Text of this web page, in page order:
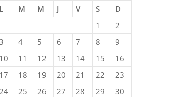
L
M M J V S
D
1
2
4 5 6 7 8
9
10
11 12 13 14 15
16
17
18 19 20 21 22
23
24
25 26 27 28 29
30